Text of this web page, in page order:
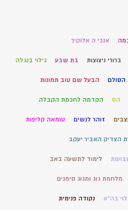
אנכי ה אלוקיך
ברורי ניצוצות בת שבע גילוי בנגלה
הסולם הבעל שם טוב תמונות
הס הקדמה לחכמת הקבלה
זוהר לנשים טומאה קליפות
הצדיק האביר יעקב
לימוד לתשעה באב
מלחמת גוג ומגוג סימנים
בה"א נקודה פנימית